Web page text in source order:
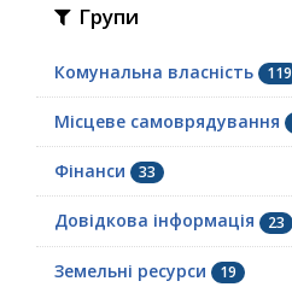
Групи
Комунальна власність 119
Місцеве самоврядування
Фінанси 33
Довідкова інформація 23
Земельні ресурси 19